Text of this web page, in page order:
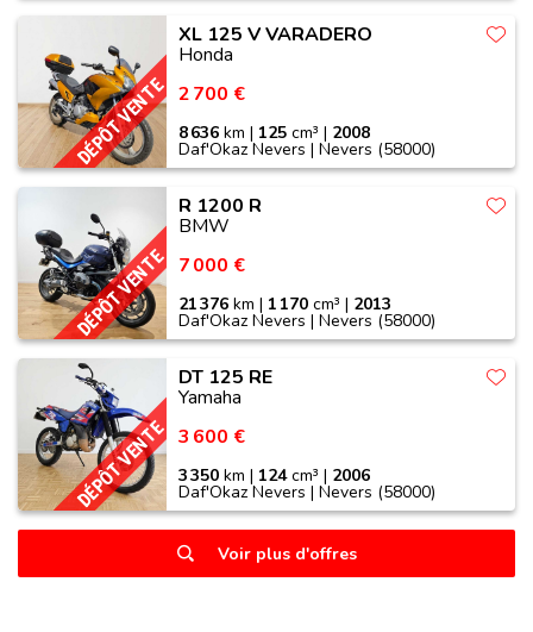
DÉPÔT VENTE
XL 125 V VARADERO
Honda
2 700 €
8 636 km | 125 cm³ | 2008
Daf'Okaz Nevers | Nevers (58000)
DÉPÔT VENTE
R 1200 R
BMW
7 000 €
21 376 km | 1 170 cm³ | 2013
Daf'Okaz Nevers | Nevers (58000)
DÉPÔT VENTE
DT 125 RE
Yamaha
3 600 €
3 350 km | 124cm³ | 2006
Daf'Okaz Nevers | Nevers (58000)
Voir plus d'offres